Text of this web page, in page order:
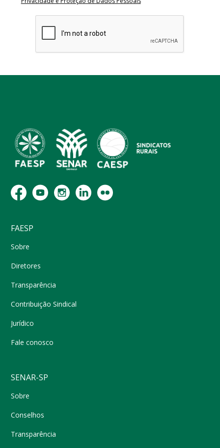
FAESP
Sobre
Diretores
Transparência
Contribuição Sindical
Jurídico
Fale conosco
SENAR-SP
Sobre
Conselhos
Transparência